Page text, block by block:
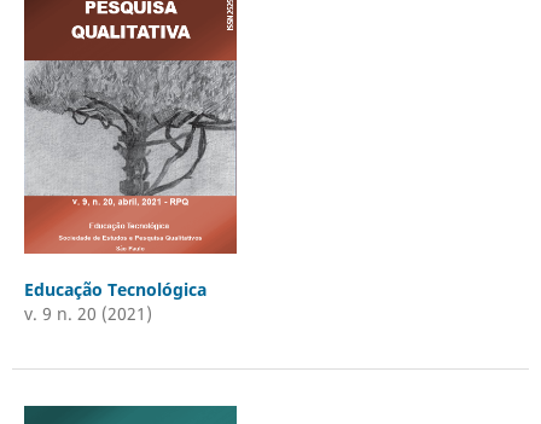
Educação Tecnológica
v. 9 n. 20 (2021)